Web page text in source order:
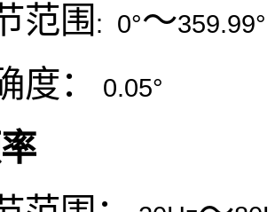
范围 : 0°～359.99°
度： 0.05°